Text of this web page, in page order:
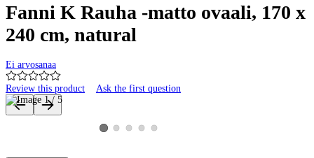
Fanni K Rauha -matto ovaali, 170 x
240 cm, natural
Ei arvosanaa
Review this product Ask the first question
Product images and videos
View product image 1
View product image 2
View product image 3
View product image 4
View product image 5